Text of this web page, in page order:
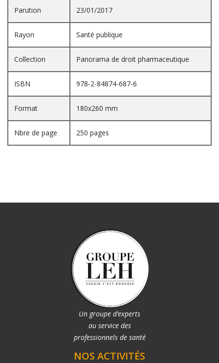
Parution 23/01/2017
Rayon Santé publique
Collection Panorama de droit pharmaceutique
ISBN 978-2-84874-687-6
Format 180x260 mm
Nbre de page 250 pages
Un groupe d’experts
au service des
professionnels de santé
NOS ACTIVITÉS